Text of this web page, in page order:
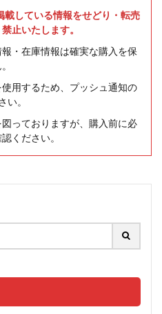
載している情報をせどり・転売
止いたします。
・在庫情報は確実な購入を保
用するため、プッシュ通知の
い。
っておりますが、購入前に必
ください。